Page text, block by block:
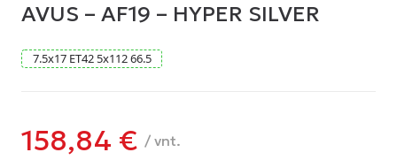
AVUS – AF19 – HYPER SILVER
7.5x17 ET42 5x11266.5
158,84 € / vnt.